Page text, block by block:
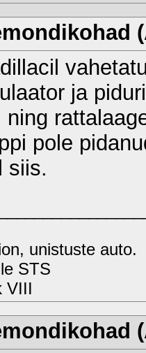
ja
ning
pole
siis.
unistuste auto.
STS
VIII